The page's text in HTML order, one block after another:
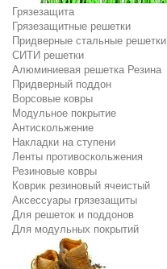
Грязезащита
Грязезащитные решетки
Придверные стальные решетки
СИТИ решетки
Алюминиевая решетка Резина
Придверный поддон
Ворсовые ковры
Модульное покрытие
Антискольжение
Накладки на ступени
Ленты противоскольжения
Резиновые ковры
Коврик резиновый ячеистый
Аксессуары грязезащиты
Для решеток и поддонов
Для модульных покрытий